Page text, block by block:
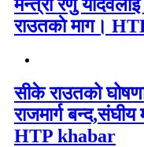
मन्त्री रेणु
राउतकाे माग।
सीके राउतको
राजमार्ग
HTP khabar